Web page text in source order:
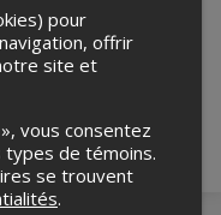
n'êtes pas un
pour
offrir
site et
vous consentez
types de témoins.
se trouvent
.